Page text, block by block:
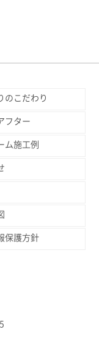
のこだわり
フター
ム施工例
保護方針